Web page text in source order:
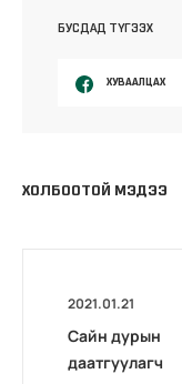
БУСДАД ТҮГЭЭХ
ХУВААЛЦАХ
ХОЛБООТОЙ МЭДЭЭ
2021.01.21
Сайн дурын
даатгуулагч